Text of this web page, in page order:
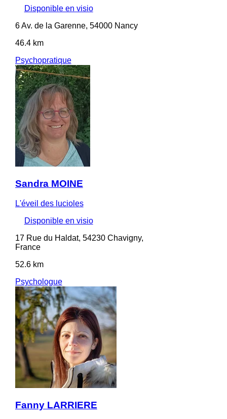
Disponible en visio
6 Av. de la Garenne, 54000 Nancy
46.4 km
Psychopratique
Sandra MOINE
L'éveil des lucioles
Disponible en visio
17 Rue du Haldat, 54230 Chavigny,
France
52.6 km
Psychologue
Fanny LARRIERE